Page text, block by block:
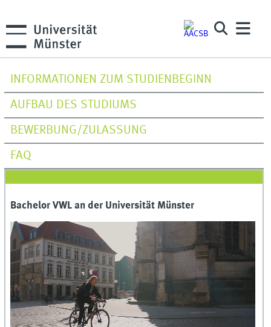
INFORMATIONEN ZUM STUDIENBEGINN
AUFBAU DES STUDIUMS
BEWERBUNG/ZULASSUNG
FAQ
Bachelor VWL an der Universität Münster